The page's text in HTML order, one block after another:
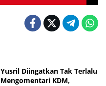
Yusril Diingatkan Tak Terlalu
Mengomentari KDM,